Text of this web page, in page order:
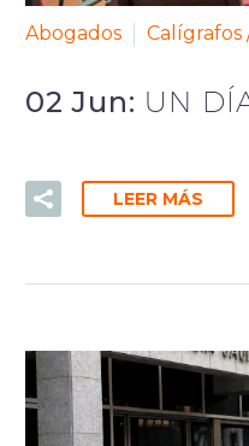
Abogados Calígrafos
02 Jun: UN
LEER MÁS